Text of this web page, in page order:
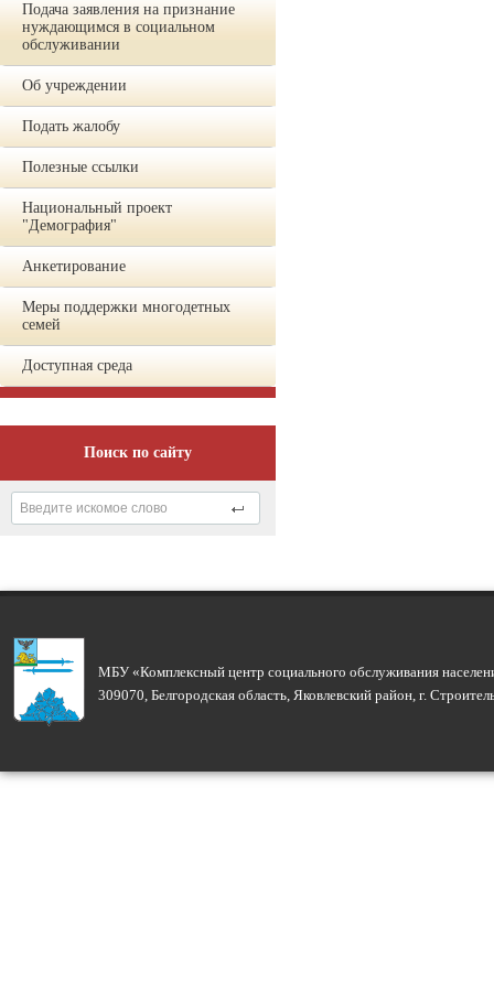
Подача заявления на признание
нуждающимся в социальном
обслуживании
Об учреждении
Подать жалобу
Полезные ссылки
Национальный проект
"Демография"
Анкетирование
Меры поддержки многодетных
семей
Доступная среда
Поиск по сайту
МБУ «Комплексный центр социального обслуживания
309070, Белгородская область, Яковлевский район, г.